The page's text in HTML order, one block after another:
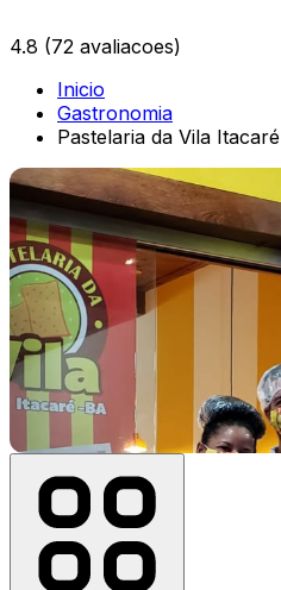
4.8 (72 avaliacoes)
Inicio
Gastronomia
Pastelaria da Vila Itacaré